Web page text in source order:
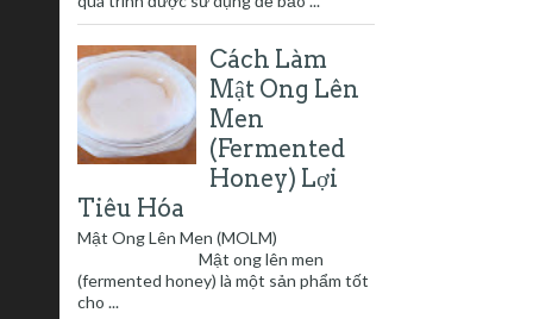
Cách Làm
Mật Ong Lên
Men
(Fermented
Honey) Lợi
Tiêu Hóa
Mật Ong Lên Men (MOLM)
Mật ong lên men
(fermented honey) là một sản phẩm tốt
cho ...